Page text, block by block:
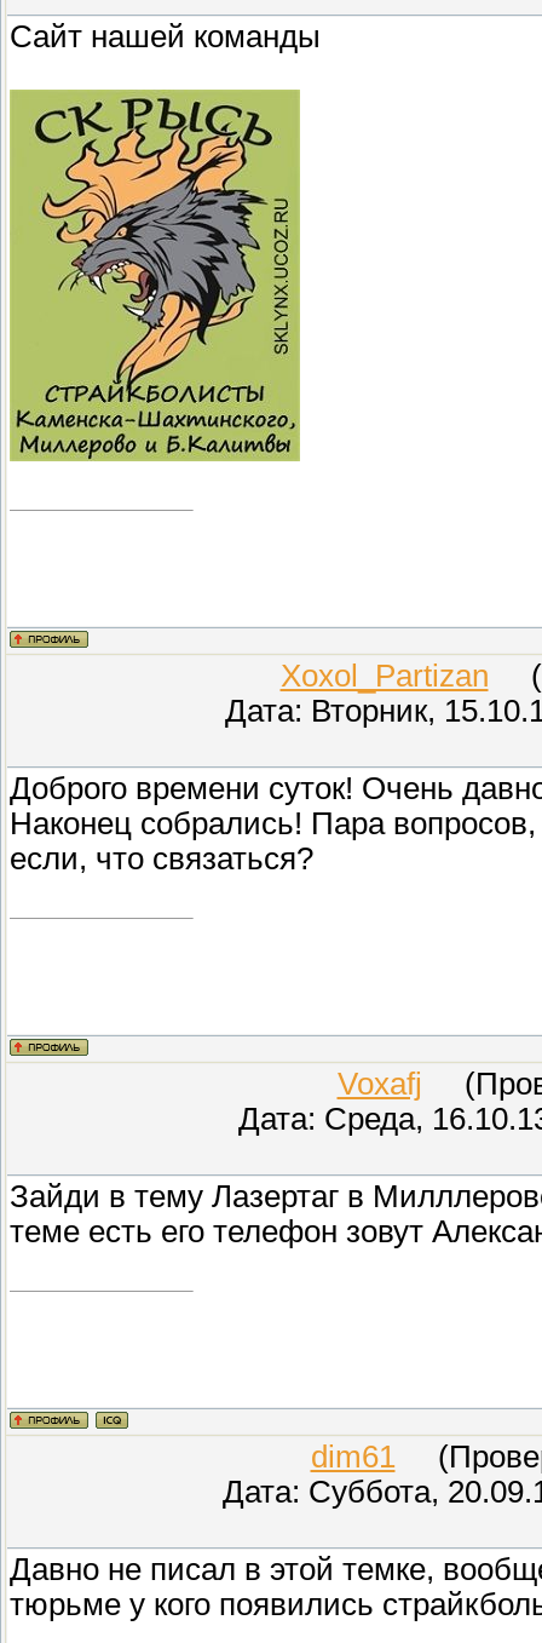
Сайт нашей команды
Xoxol_Partizan
Дата: Вторник,
Доброго времени суток! Очень
Наконец собрались! Пара
если, что связаться?
Voxafj
Дата: Среда,
Зайди в тему Лазертаг в
теме есть его телефон зовут
dim61
Дата: Суббота,
Давно не писал в этой темке,
тюрьме у кого появились